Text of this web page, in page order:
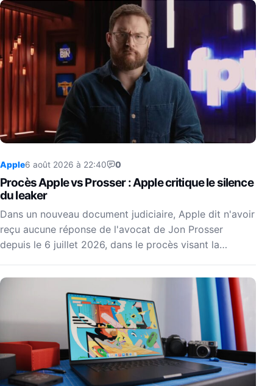
Apple6 août 2026 à 22:40 0
Procès Apple vs Prosser : Apple critique le silence
du leaker
Dans un nouveau document judiciaire, Apple dit n'avoir
reçu aucune réponse de l'avocat de Jon Prosser
depuis le 6 juillet 2026, dans le procès visant la…